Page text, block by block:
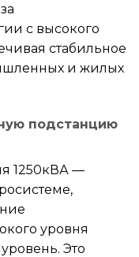
с высокого
стабильное
и жилых
подстанцию
1250кВА —
уровня
Это